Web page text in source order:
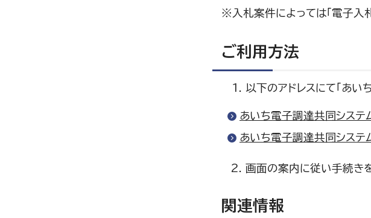
※入札案件によっては「電子入
ご利用方法
以下のアドレスにて「あい
あいち電子調達共同システ
あいち電子調達共同システム
画面の案内に従い手続き
関連情報